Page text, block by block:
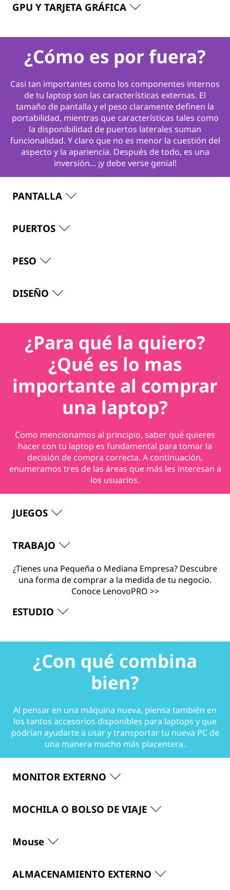
GPU Y TARJETA GRÁFICA
¿Cómo es por fuera?
Casi tan importantes como los componentes internos
de tu laptop son las características externas. El
tamaño de pantalla y el peso claramente definen la
portabilidad, mientras que características tales como
la disponibilidad de puertos laterales suman
funcionalidad. Y claro que no es menor la cuestión del
aspecto y la apariencia. Después de todo, es una
inversión... ¡y debe verse genial!
PANTALLA
PUERTOS
PESO
DISEÑO
¿Para qué la quiero?
¿Qué es lo mas
importante al comprar
una laptop?
Como mencionamos al principio, saber qué quieres
hacer con tu laptop es fundamental para tomar la
decisión de compra correcta. A continuación,
enumeramos tres de las áreas que más les interesan a
los usuarios.
JUEGOS
TRABAJO
¿Tienes una Pequeña o Mediana Empresa? Descubre
una forma de comprar a la medida de tu negocio.
Conoce LenovoPRO >>
ESTUDIO
¿Con qué combina
bien?
Al pensar en una máquina nueva, piensa también en
los tantos accesorios disponibles para laptops y que
podrían ayudarte a usar y transportar tu nueva PC de
una manera mucho más placentera.
MONITOR EXTERNO
MOCHILA O BOLSO DE VIAJE
Mouse
ALMACENAMIENTO EXTERNO